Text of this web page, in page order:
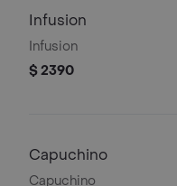
Infusion
Infusion
$ 2390
Capuchino
Capuchino